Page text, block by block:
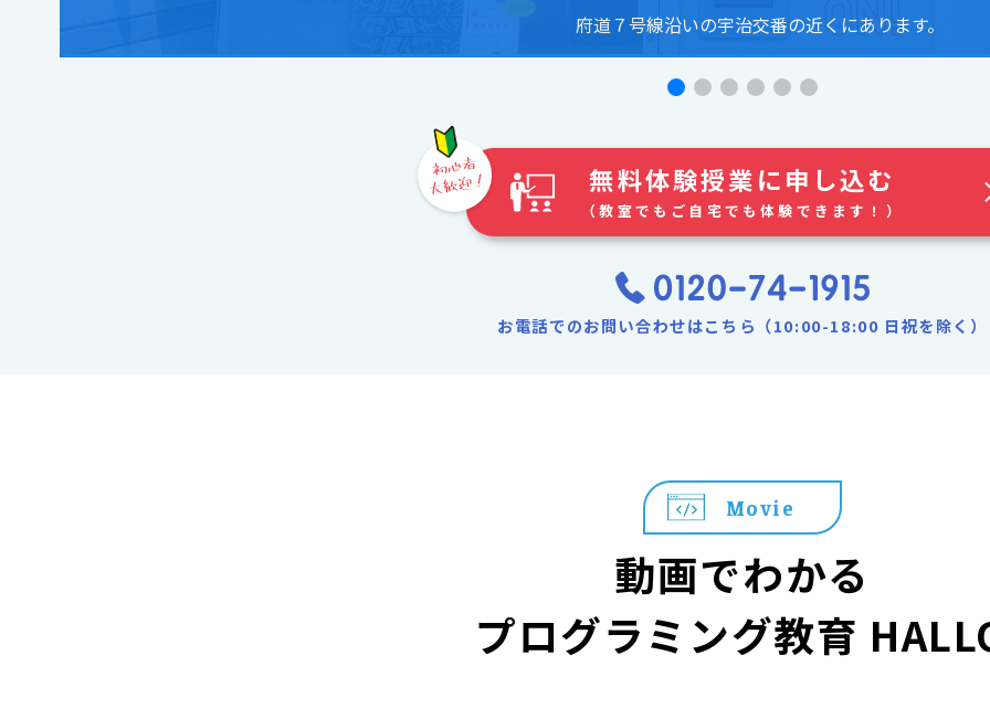
まつなし薬局さんといちのはしクリニックさんの間にありま
無料体験授業に申し込む
（教室でもご自宅でも体験できます！）
お電話でのお問い合わせはこちら（10:00-18:00 日祝を除く）
Movie
動画でわかる
プログラミング教育